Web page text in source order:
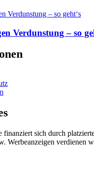
Verdunstung – so
finanziert sich durch
Werbeanzeigen verdienen